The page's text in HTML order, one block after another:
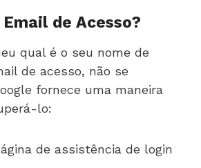
de Acesso?
qual é o seu nome de
de acesso, não se
fornece uma maneira
lo:
de assistência de login